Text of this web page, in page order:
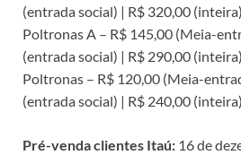
(entrada social) | R$ 320,00 (inteira)
Poltronas A – R$ 145,00 (Meia-
(entrada social) | R$ 290,00 (inteira)
Poltronas – R$ 120,00 (Meia-
(entrada social) | R$ 240,00 (inteira)
Pré-venda clientes Itaú: 16 de